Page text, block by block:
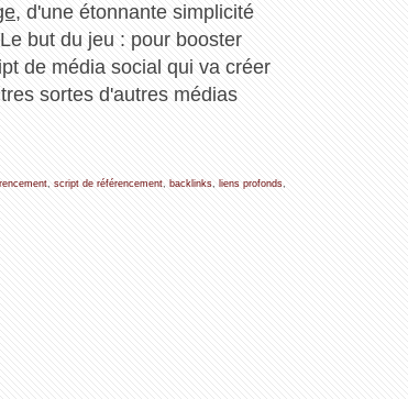
, d'une étonnante simplicité
but du jeu : pour booster
de média social qui va créer
sortes d'autres médias
, script de référencement, backlinks, liens profonds,